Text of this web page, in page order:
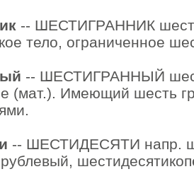
-- ШЕСТИГРАННИК
тело, ограниченное
-- ШЕСТИГРАННЫЙ
(мат.). Имеющий шесть
-- ШЕСТИДЕСЯТИ напр.